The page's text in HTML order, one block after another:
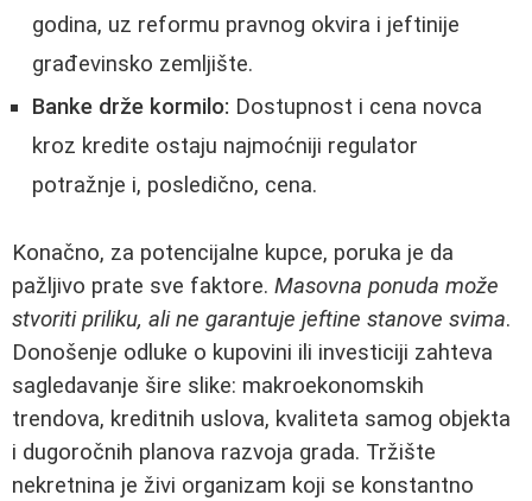
godina, uz reformu pravnog okvira i jeftinije
građevinsko zemljište.
Banke drže kormilo: Dostupnost i cena novca
kroz kredite ostaju najmoćniji regulator
potražnje i, posledično, cena.
Konačno, za potencijalne kupce, poruka je da
pažljivo prate sve faktore. Masovna ponuda može
stvoriti priliku, ali ne garantuje jeftine stanove svima.
Donošenje odluke o kupovini ili investiciji zahteva
sagledavanje šire slike: makroekonomskih
trendova, kreditnih uslova, kvaliteta samog objekta
i dugoročnih planova razvoja grada. Tržište
nekretnina je živi organizam koji se konstantno